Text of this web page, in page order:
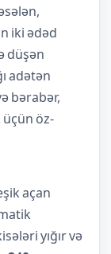
iki ədəd
düşən
adətən
bərabər,
öz-
açan
yığır və